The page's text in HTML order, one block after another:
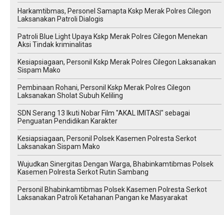
Harkamtibmas, Personel Samapta Kskp Merak Polres Cilegon
Laksanakan Patroli Dialogis
Patroli Blue Light Upaya Kskp Merak Polres Cilegon Menekan
Aksi Tindak kriminalitas
Kesiapsiagaan, Personil Kskp Merak Polres Cilegon Laksanakan
Sispam Mako
Pembinaan Rohani, Personil Kskp Merak Polres Cilegon
Laksanakan Sholat Subuh Keliling
SDN Serang 13 Ikuti Nobar Film "AKAL IMITASI" sebagai
Penguatan Pendidikan Karakter
Kesiapsiagaan, Personil Polsek Kasemen Polresta Serkot
Laksanakan Sispam Mako
Wujudkan Sinergitas Dengan Warga, Bhabinkamtibmas Polsek
Kasemen Polresta Serkot Rutin Sambang
Personil Bhabinkamtibmas Polsek Kasemen Polresta Serkot
Laksanakan Patroli Ketahanan Pangan ke Masyarakat